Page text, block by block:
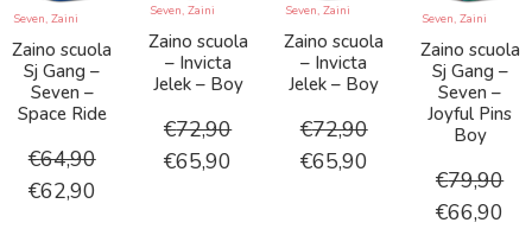
Seven, Zaini
Zaino scuola
Sj Gang –
Seven –
Space Ride
€64,90
€62,90
Seven, Zaini
Zaino scuola
– Invicta
Jelek – Boy
€72,90
€65,90
Seven, Zaini
Zaino scuola
– Invicta
Jelek – Boy
€72,90
€65,90
Seven, Zaini
Zaino scuola
Sj Gang –
Seven –
Joyful Pins
Boy
€79,90
€66,90